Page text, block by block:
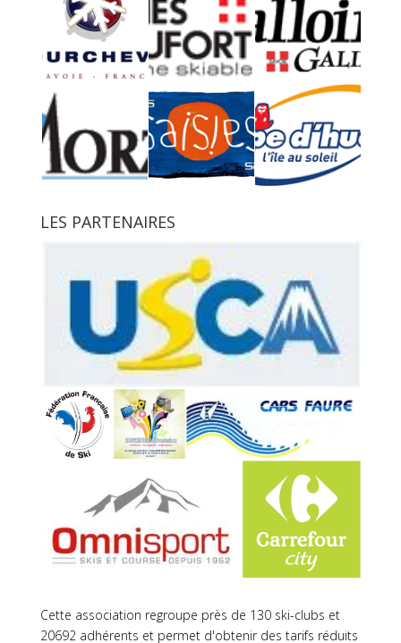
LES PARTENAIRES
Cette association regroupe près de 130 ski-clubs et
20692 adhérents et permet d'obtenir des tarifs réduits